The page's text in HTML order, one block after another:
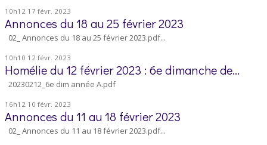
10h12 17 févr. 2023
Annonces du 18 au 25 février 2023
02_ Annonces du 18 au 25 février 2023.pdf...
10h10 12 févr. 2023
Homélie du 12 février 2023 : 6e dimanche de...
20230212_6e dim année A.pdf
16h12 10 févr. 2023
Annonces du 11 au 18 février 2023
02_ Annonces du 11 au 18 février 2023.pdf...